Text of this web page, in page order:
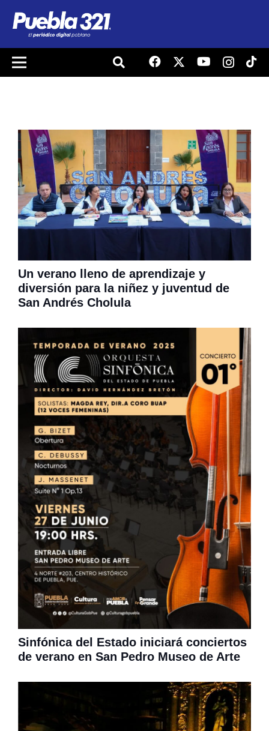
Un verano lleno de aprendizaje y
diversión para la niñez y juventud de
San Andrés Cholula
Sinfónica del Estado iniciará conciertos
de verano en San Pedro Museo de Arte